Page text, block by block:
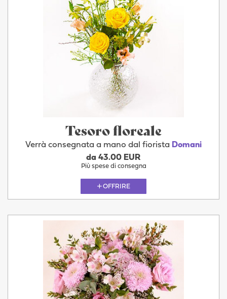
Tesoro floreale
Verrà consegnata a mano dal fiorista Domani
da 43.00 EUR
Più spese di consegna
OFFRIRE